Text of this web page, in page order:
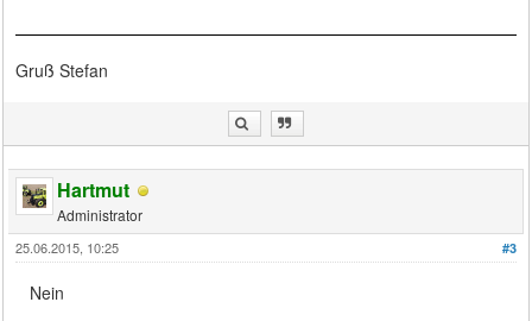
Gruß Stefan
Hartmut
Administrator
#3
25.06.2015, 10:25
Nein